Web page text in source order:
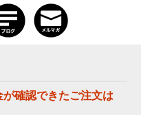
が確認できたご注文は